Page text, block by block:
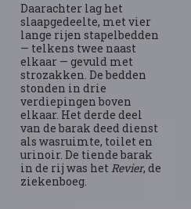
Daarachter lag het
slaapgedeelte, met vier
lange rijen stapelbedden
— telkens twee naast
elkaar — gevuld met
strozakken. De bedden
stonden in drie
verdiepingen boven
elkaar. Het derde deel
van de barak deed dienst
als wasruimte, toilet en
urinoir. De tiende barak
in de rij was hetRevier, de
ziekenboeg.